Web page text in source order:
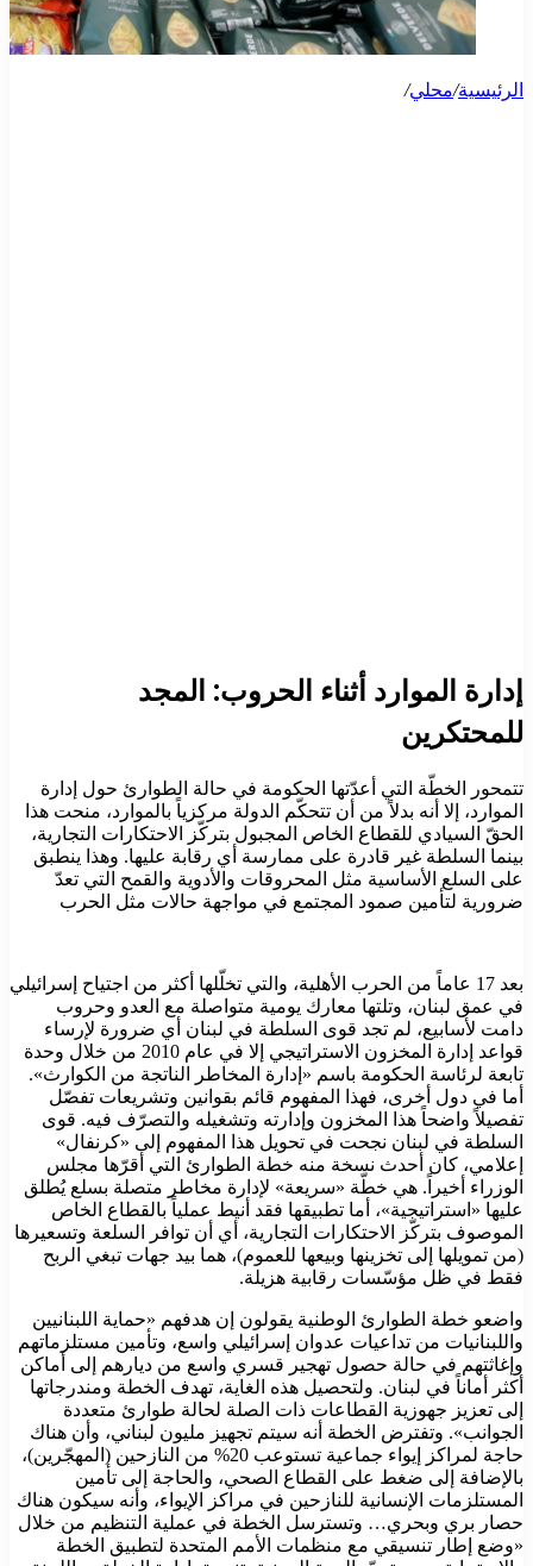
الرئيسية/محلي/
إدارة الموارد أثناء الحروب: المجد
للمحتكرين
تتمحور الخطّة التي أعدّتها الحكومة في حالة الطوارئ حول إدارة
الموارد، إلا أنه بدلاً من أن تتحكّم الدولة مركزياً بالموارد، منحت هذا
الحقّ السيادي للقطاع الخاص المجبول بتركّز الاحتكارات التجارية،
بينما السلطة غير قادرة على ممارسة أي رقابة عليها. وهذا ينطبق
على السلع الأساسية مثل المحروقات والأدوية والقمح التي تعدّ
ضرورية لتأمين صمود المجتمع في مواجهة حالات مثل الحرب
بعد 17 عاماً من الحرب الأهلية، والتي تخلّلها أكثر من اجتياح إسرائيلي
في عمق لبنان، وتلتها معارك يومية متواصلة مع العدو وحروب
دامت لأسابيع، لم تجد قوى السلطة في لبنان أي ضرورة لإرساء
قواعد إدارة المخزون الاستراتيجي إلا في عام 2010 من خلال وحدة
تابعة لرئاسة الحكومة باسم «إدارة المخاطر الناتجة من الكوارث».
أما في دول أخرى، فهذا المفهوم قائم بقوانين وتشريعات تفصّل
تفصيلاً واضحاً هذا المخزون وإدارته وتشغيله والتصرّف فيه. قوى
السلطة في لبنان نجحت في تحويل هذا المفهوم إلى «كرنفال»
إعلامي، كان أحدث نسخة منه خطة الطوارئ التي أقرّها مجلس
الوزراء أخيراً. هي خطّة «سريعة» لإدارة مخاطر متصلة بسلع يُطلق
عليها «استراتيجية»، أما تطبيقها فقد أنيط عملياً بالقطاع الخاص
الموصوف بتركّز الاحتكارات التجارية، أي أن توافر السلعة وتسعيرها
(من تمويلها إلى تخزينها وبيعها للعموم)، هما بيد جهات تبغي الربح
فقط في ظل مؤسّسات رقابية هزيلة.
واضعو خطة الطوارئ الوطنية يقولون إن هدفهم «حماية اللبنانيين
واللبنانيات من تداعيات عدوان إسرائيلي واسع، وتأمين مستلزماتهم
وإغاثتهم في حالة حصول تهجير قسري واسع من ديارهم إلى أماكن
أكثر أماناً في لبنان. ولتحصيل هذه الغاية، تهدف الخطة ومندرجاتها
إلى تعزيز جهوزية القطاعات ذات الصلة لحالة طوارئ متعددة
الجوانب». وتفترض الخطة أنه سيتم تجهيز مليون لبناني، وأن هناك
حاجة لمراكز إيواء جماعية تستوعب 20% من النازحين (المهجّرين)،
بالإضافة إلى ضغط على القطاع الصحي، والحاجة إلى تأمين
المستلزمات الإنسانية للنازحين في مراكز الإيواء، وأنه سيكون هناك
حصار بري وبحري… وتسترسل الخطة في عملية التنظيم من خلال
«وضع إطار تنسيقي مع منظمات الأمم المتحدة لتطبيق الخطة